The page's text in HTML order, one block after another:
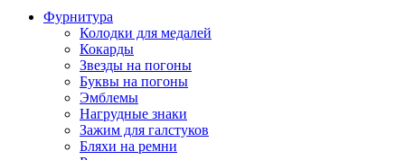
Фурнитура
Колодки для медалей
Кокарды
Звезды на погоны
Буквы на погоны
Эмблемы
Нагрудные знаки
Зажим для галстуков
Бляхи на ремни